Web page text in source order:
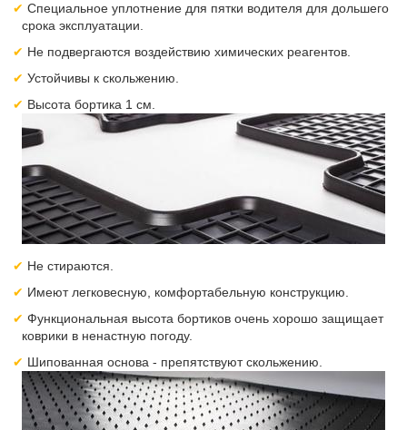
Специальное уплотнение для пятки водителя для дольшего
срока эксплуатации.
Не подвергаются воздействию химических реагентов.
Устойчивы к скольжению.
Высота бортика 1 см.
Не стираются.
Имеют легковесную, комфортабельную конструкцию.
Функциональная высота бортиков очень хорошо защищает
коврики в ненастную погоду.
Шипованная основа - препятствуют скольжению.